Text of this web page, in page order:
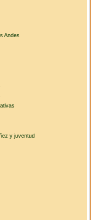
Andes
y juventud